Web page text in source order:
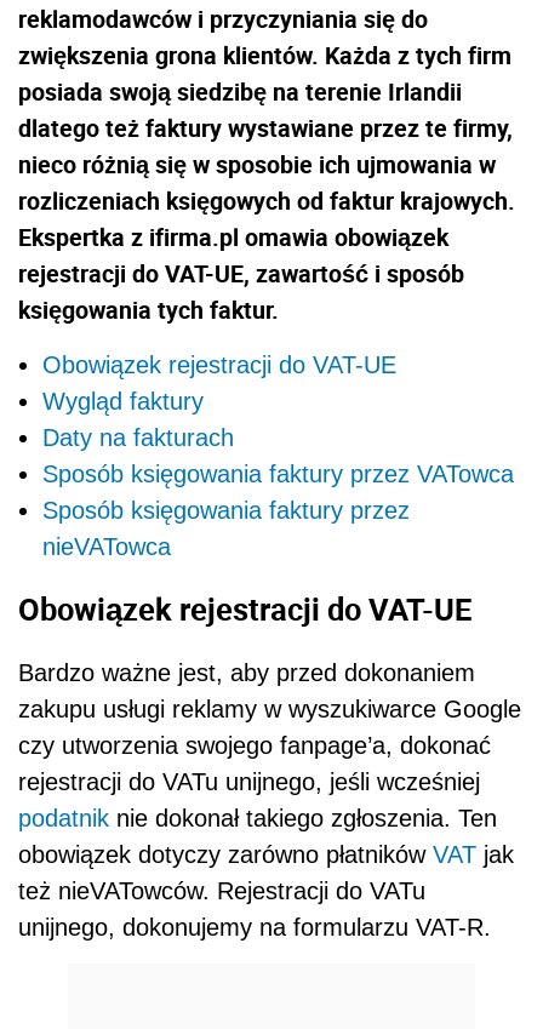
reklamodawców i przyczyniania się do
zwiększenia grona klientów. Każda z tych firm
posiada swoją siedzibę na terenie Irlandii
dlatego też faktury wystawiane przez te firmy,
nieco różnią się w sposobie ich ujmowania w
rozliczeniach księgowych od faktur krajowych.
Ekspertka z ifirma.pl omawia obowiązek
rejestracji do VAT-UE, zawartość i sposób
księgowania tych faktur.
Obowiązek rejestracji do VAT-UE
Wygląd faktury
Daty na fakturach
Sposób księgowania faktury przez VATowca
Sposób księgowania faktury przez
nieVATowca
Obowiązek rejestracji do VAT-UE
Bardzo ważne jest, aby przed dokonaniem
zakupu usługi reklamy w wyszukiwarce Google
czy utworzenia swojego fanpage’a, dokonać
rejestracji do VATu unijnego, jeśli wcześniej
podatnik nie dokonał takiego zgłoszenia. Ten
obowiązek dotyczy zarówno płatników VAT jak
też nieVATowców. Rejestracji do VATu
unijnego, dokonujemy na formularzu VAT-R.